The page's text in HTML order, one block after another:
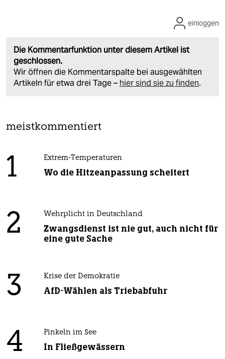
Die Kommentarfunktion unter diesem Artikel ist
geschlossen.
Wir öffnen die Kommentarspalte bei ausgewählten
Artikeln für etwa drei Tage – hier sind sie zu finden.
einloggen
meistkommentiert
1 Extrem-Temperaturen
Wo die Hitzeanpassung scheitert
2 Wehrplicht in Deutschland
Zwangsdienst ist nie gut, auch nicht für
eine gute Sache
3 Krise der Demokratie
AfD-Wählen als Triebabfuhr
4 Pinkeln im See
In Fließgewässern